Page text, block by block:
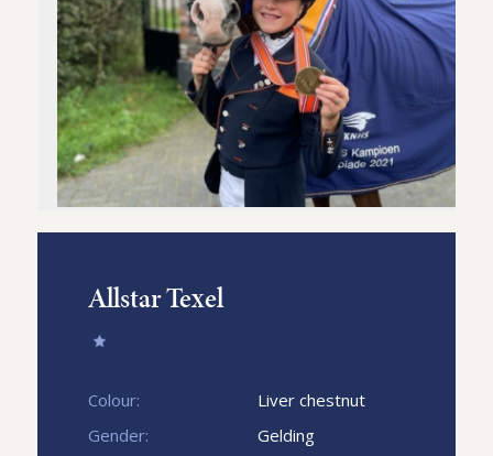
Allstar Texel
Colour:
Liver chestnut
Gender:
Gelding